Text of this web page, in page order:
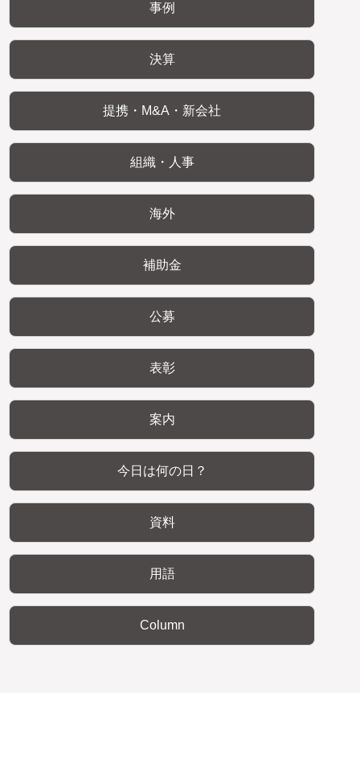
事例
決算
提携・M&A・新会社
組織・人事
海外
補助金
公募
表彰
案内
今日は何の日？
資料
用語
Column